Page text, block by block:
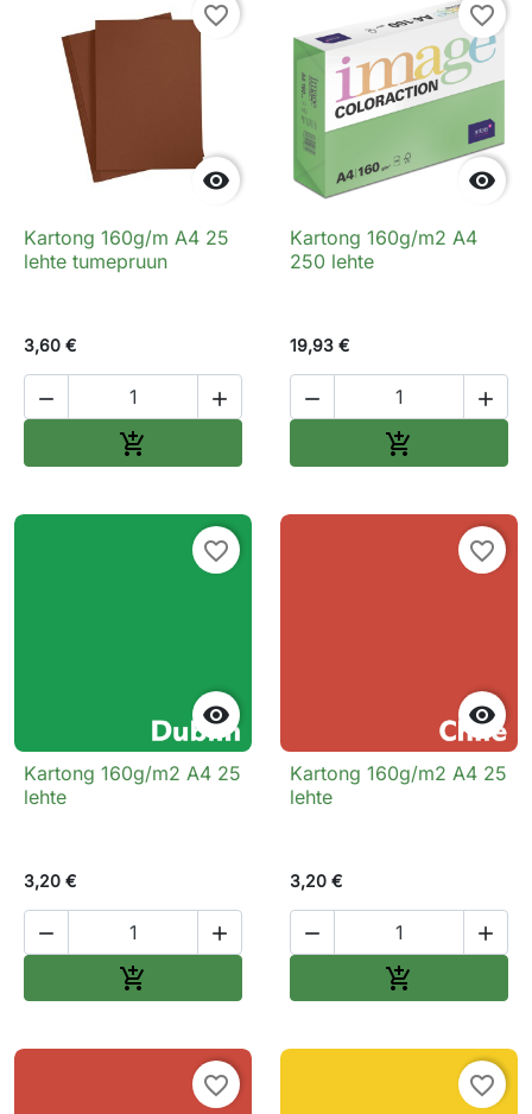

favorite_border
Kartong 160g/m A4 25
lehte tumepruun
3,60 €
 


favorite_border
Kartong 160g/m2 A4
250 lehte
19,93 €
 


favorite_border
Kartong 160g/m2 A4 25
lehte
3,20 €
 


favorite_border
Kartong 160g/m2 A4 25
lehte
3,20 €
 

favorite_border favorite_border